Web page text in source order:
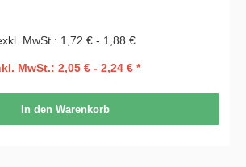
MwSt.: 1,72 € - 1,88 €
MwSt.: 2,05 € - 2,24 € *
In den Warenkorb